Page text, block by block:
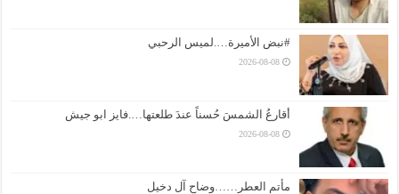
#نبض الأميرة….لميس الرحبي
2026-08-08
أقارعُ الشمسَ حُسناً عندَ طلعتها….فايز ابو جيش
2026-08-08
مأتم العطر……وضاح آل دخيل